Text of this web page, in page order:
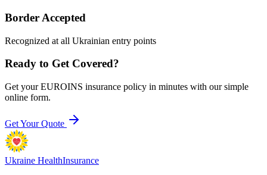
Border Accepted
Recognized at all Ukrainian entry points
Ready to Get Covered?
Get your EUROINS insurance policy in minutes with our simple
online form.
Get Your Quote
Ukraine HealthInsurance